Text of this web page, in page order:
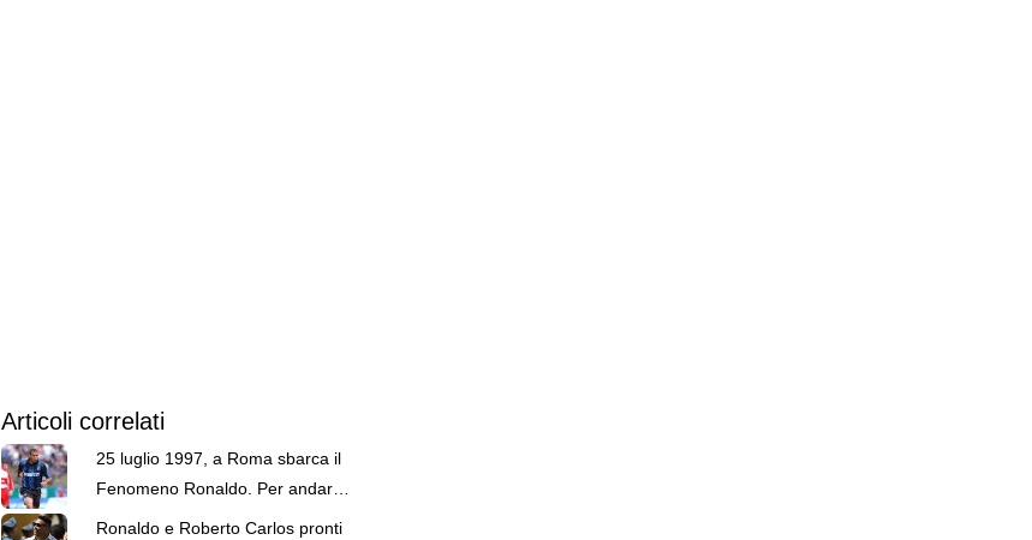
Articoli correlati
25 luglio 1997, a Roma sbarca il
Fenomeno Ronaldo. Per andare
subito a Milano
Ronaldo e Roberto Carlos pronti